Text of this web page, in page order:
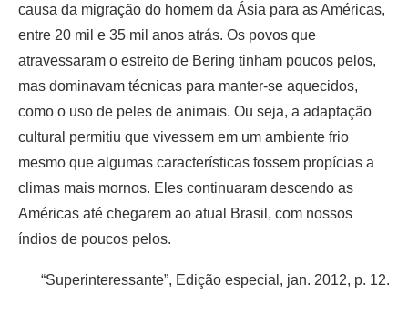
causa da migração do homem da Ásia para as Américas,
entre 20 mil e 35 mil anos atrás. Os povos que
atravessaram o estreito de Bering tinham poucos pelos,
mas dominavam técnicas para manter-se aquecidos,
como o uso de peles de animais. Ou seja, a adaptação
cultural permitiu que vivessem em um ambiente frio
mesmo que algumas características fossem propícias a
climas mais mornos. Eles continuaram descendo as
Américas até chegarem ao atual Brasil, com nossos
índios de poucos pelos.
“Superinteressante”, Edição especial, jan. 2012, p. 12.